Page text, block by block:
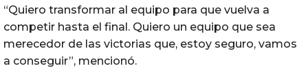
“Quiero transformar al equipo para que vuelva a
competir hasta el final. Quiero un equipo que sea
merecedor de las victorias que, estoy seguro, vamos
a conseguir”, mencionó.